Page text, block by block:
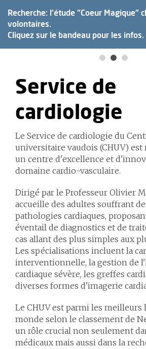
Recherche: l'étude "Coeur Magique"
volontaires.
Cliquez sur le bandeau pour les infos.
Service de
cardiologie
Le Service de cardiologie du
universitaire vaudois (CHUV)
un centre d'excellence et
domaine cardio-vasculaire.
Dirigé par le Professeur Olivier
accueille des adultes souffrant
pathologies cardiaques,
éventail de diagnostics et de
cas allant des plus simples aux
Les spécialisations incluent la
interventionnelle, la gestion de
cardiaque sévère, les greffes
diverses formes d'imagerie
Le CHUV est parmi les meilleurs
monde selon le classement de
un rôle crucial non seulement
médicaux mais aussi dans la